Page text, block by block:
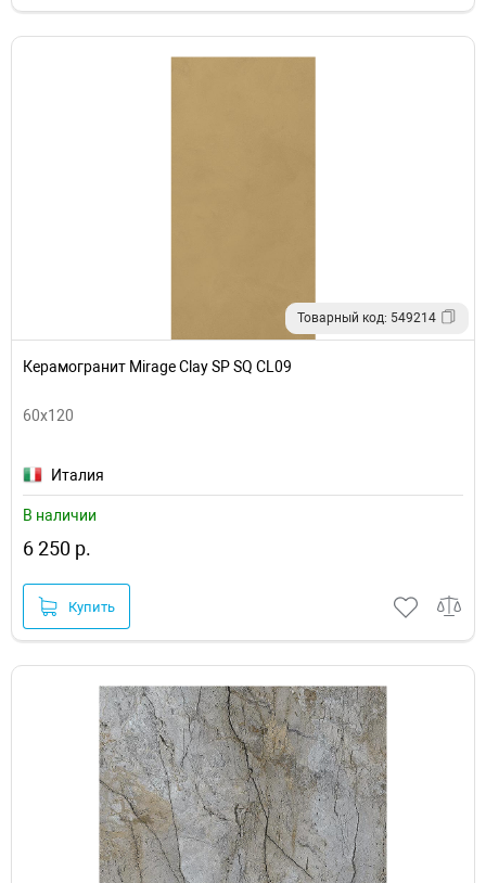
Товарный код: 549214
Керамогранит Mirage Clay SP SQ CL09
60x120
Италия
В наличии
6 250 р.
Купить